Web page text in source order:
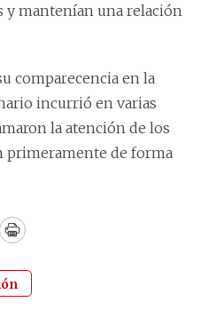
y mantenían una relación
comparecencia en la
incurrió en varias
la atención de los
primeramente de forma
Print